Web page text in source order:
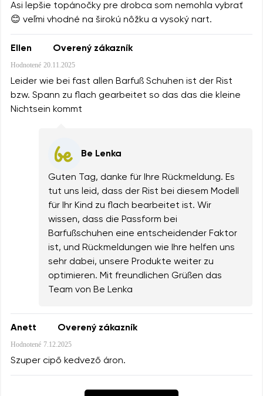
Asi lepšie topánočky pre drobca som nemohla vybrať
😊 veľmi vhodné na širokú nôžku a vysoký nart.
Ellen Overený zákazník
Hodnotené 20.11.2025
Leider wie bei fast allen Barfuß Schuhen ist der Rist
bzw. Spann zu flach gearbeitet so das das die kleine
Nichtsein kommt
Be Lenka
Guten Tag, danke für Ihre Rückmeldung. Es
tut uns leid, dass der Rist bei diesem Modell
für Ihr Kind zu flach bearbeitet ist. Wir
wissen, dass die Passform bei
Barfußschuhen eine entscheidender Faktor
ist, und Rückmeldungen wie Ihre helfen uns
sehr dabei, unsere Produkte weiter zu
optimieren. Mit freundlichen Grüßen das
Team von Be Lenka
Anett Overený zákazník
Hodnotené 7.12.2025
Szuper cipő kedvező áron.